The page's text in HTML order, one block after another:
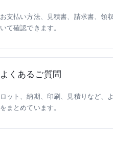
お支払い方法、見積書、請求書、領
いて確認できます。
よくあるご質問
ロット、納期、印刷、見積りなど、
をまとめています。